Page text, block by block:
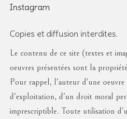
Instagram
Copies et diffusion interdites.
Le contenu de ce site (textes et
oeuvres présentées sont la
Pour rappel, l'auteur d'une
d'exploitation, d'un droit moral
imprescriptible. Toute utilisation